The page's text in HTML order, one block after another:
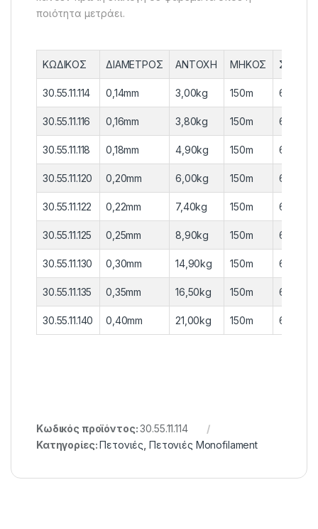
ποιότητα μετράει.
ΚΩΔΙΚΟΣ ΔΙΑΜΕΤΡΟΣ ΑΝΤΟΧΗ ΜΗΚΟΣ
30.55.11.114 0,14mm 3,00kg 150m 6 τεμ.
30.55.11.116 0,16mm 3,80kg 150m 6 τεμ.
30.55.11.118 0,18mm 4,90kg 150m 6 τεμ.
30.55.11.120 0,20mm 6,00kg 150m 6 τεμ.
30.55.11.122 0,22mm 7,40kg 150m 6 τεμ.
30.55.11.125 0,25mm 8,90kg 150m 6 τεμ.
30.55.11.130 0,30mm 14,90kg 150m 6 τεμ.
30.55.11.135 0,35mm 16,50kg 150m 6 τεμ.
30.55.11.140 0,40mm 21,00kg 150m 6 τεμ.
Κωδικός προϊόντος:30.55.11.114
Κατηγορίες:Πετονιές Πετονιές Monofilament